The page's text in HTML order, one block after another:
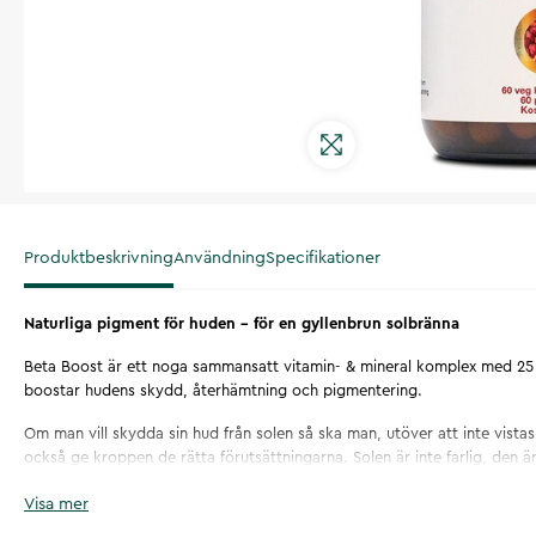
ProduktbeskrivningAnvändningSpecifikationer
Naturliga pigment för huden - för en gyllenbrun solbränna
Beta Boost är ett noga sammansatt vitamin- & mineral komplex med
boostar hudens skydd, återhämtning och pigmentering.
Om man vill skydda sin hud från solen så ska man, utöver att inte
också ge kroppen de rätta förutsättningarna. Solen är inte farlig, den
av kroppen och det är där Beta Boost kommer in.
Visa mer